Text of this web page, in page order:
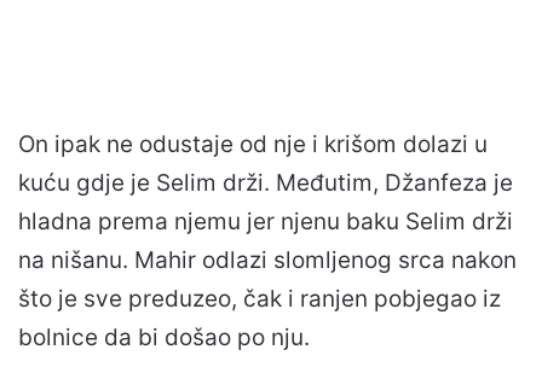
On ipak ne odustaje od nje i krišom dolazi u
kuću gdje je Selim drži. Međutim, Džanfeza je
hladna prema njemu jer njenu baku Selim drži
na nišanu. Mahir odlazi slomljenog srca nakon
što je sve preduzeo, čak i ranjen pobjegao iz
bolnice da bi došao po nju.